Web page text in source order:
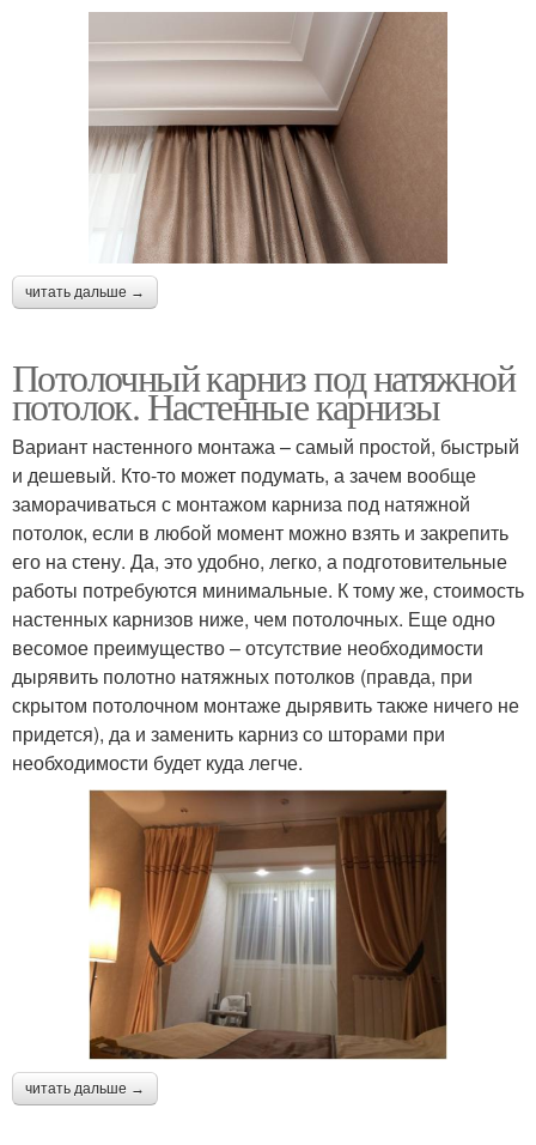
читать дальше →
Потолочный карниз под натяжной
потолок. Настенные карнизы
Вариант настенного монтажа – самый простой, быстрый
и дешевый. Кто-то может подумать, а зачем вообще
заморачиваться с монтажом карниза под натяжной
потолок, если в любой момент можно взять и закрепить
его на стену. Да, это удобно, легко, а подготовительные
работы потребуются минимальные. К тому же, стоимость
настенных карнизов ниже, чем потолочных. Еще одно
весомое преимущество – отсутствие необходимости
дырявить полотно натяжных потолков (правда, при
скрытом потолочном монтаже дырявить также ничего не
придется), да и заменить карниз со шторами при
необходимости будет куда легче.
читать дальше →